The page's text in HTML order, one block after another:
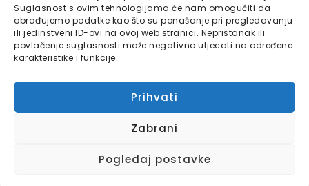
Suglasnost s ovim tehnologijama će nam omogućiti da
obrađujemo podatke kao što su ponašanje pri pregledavanju
ili jedinstveni ID-ovi na ovoj web stranici. Nepristanak ili
povlačenje suglasnosti može negativno utjecati na određene
karakteristike i funkcije.
Prihvati
Zabrani
Pogledaj postavke
Bajtbox
Linkovi
Kontaktirajte nas
Impressum
Bajtbox koristi
usluge.